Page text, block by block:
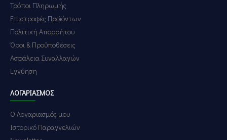
Τρόποι Πληρωμής
Επιστροφές Προϊόντων
Πολιτική Απορρήτου
Όροι & Προϋποθέσεις
Ασφάλεια Συναλλαγών
Εγγύηση
ΛΟΓΑΡΙΑΣΜΌΣ
Ο Λογαριασμός μου
Ιστορικό Παραγγελιών